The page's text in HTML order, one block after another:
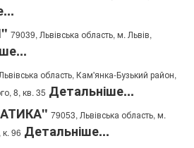
79039, Львівська область, м. Львів,
область, Кам'янка-Бузький район,
8, кв. 35 Детальніше...
79053, Львівська область, м.
к. 96 Детальніше...